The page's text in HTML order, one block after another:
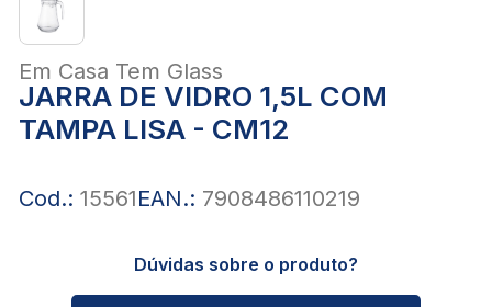
Em Casa Tem Glass
JARRA DE VIDRO 1,5L COM
TAMPA LISA - CM12
Cod.: 15561EAN.: 7908486110219
Dúvidas sobre o produto?